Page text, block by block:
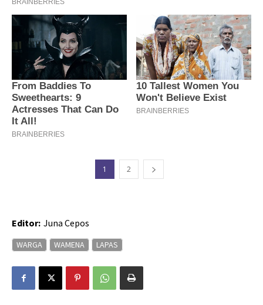
1 2
Editor: Juna Cepos
WARGA WAMENA LAPAS